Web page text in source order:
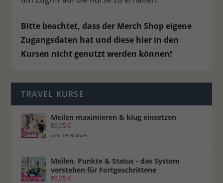
Bitte beachtet, dass der Merch Shop eigene
Zugangsdaten hat und diese hier in den
Kursen nicht genutzt werden können!
TRAVEL KURSE
Meilen maximieren & klug einsetzen
89,95€
inkl. 19 % MwSt.
Meilen, Punkte & Status - das System
verstehen für Fortgeschrittene
89,95€